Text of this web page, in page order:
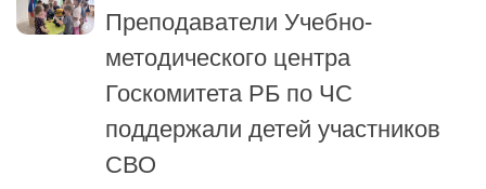
Преподаватели Учебно-
методического центра
Госкомитета РБ по ЧС
поддержали детей участников
СВО